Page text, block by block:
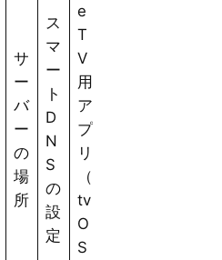
サ
ー
バ
ー
の
場
所
ス
マ
ー
ト
D
N
S
の
設
定
e
T
V
用
ア
プ
リ
（
tv
O
S